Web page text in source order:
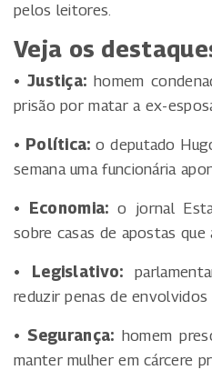
pelos leitores.
Veja os
• Justiça: homem
prisão por matar a ex-
• Política: o deputado
semana uma funcionária
• Economia: o jornal
sobre casas de apostas que
• Legislativo:
reduzir penas de
• Segurança: homem
manter mulher em cárcere